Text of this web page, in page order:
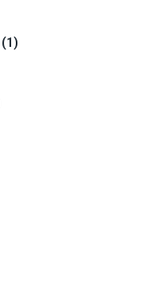
(1)